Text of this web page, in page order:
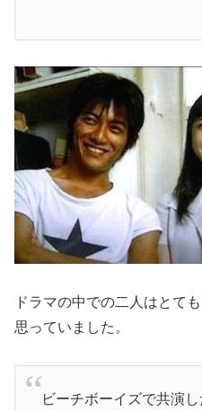
ドラマの中での二人はとて
思っていました。
ビーチボーイズで共演